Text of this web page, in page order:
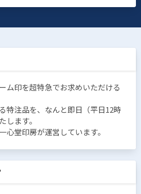
ム印を超特急でお求めいただける
特注品を、なんと即日（平日12時
します。
心堂印房が運営しています。